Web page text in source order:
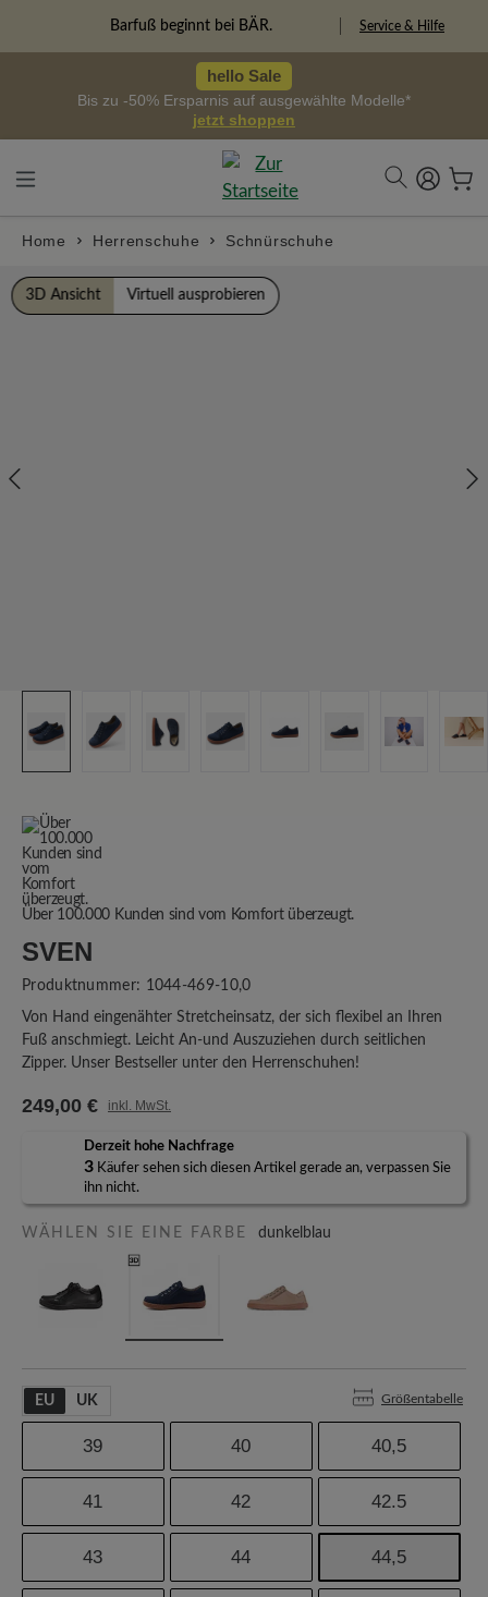
Freiheitspioniere Service & Hilfe
hello Sale
Bis zu -50% Ersparnis auf ausgewählte Modelle*
jetzt shoppen
Home Herrenschuhe Schnürschuhe
Bildergalerie überspringen
3D Ansicht Virtuell ausprobieren
Über 100.000 Kunden sind vom Komfort überzeugt.
SVEN
Produktnummer: 1044-469-10,0
Von Hand eingenähter Stretcheinsatz, der sich flexibel an Ihren
Fuß anschmiegt. Leicht An-und Auszuziehen durch seitlichen
Zipper. Unser Bestseller unter den Herrenschuhen!
249,00 € inkl. MwSt.
Derzeit hohe Nachfrage
3 Käufer sehen sich diesen Artikel gerade an, verpassen Sie
ihn nicht.
WÄHLEN SIE EINE FARBE dunkelblau
EU UK Größentabelle
39 40 40,5
41 42 42.5
43 44 44,5